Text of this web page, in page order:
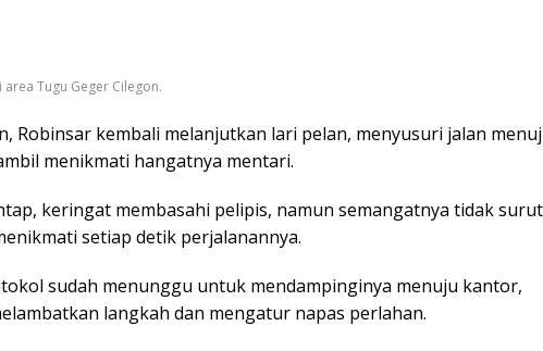
Tugu Geger Cilegon.
Robinsar kembali melanjutkan lari pelan, menyusuri jalan
menikmati hangatnya mentari.
keringat membasahi pelipis, namun semangatnya tidak surut
setiap detik perjalanannya.
sudah menunggu untuk mendampinginya menuju kantor,
langkah dan mengatur napas perlahan.